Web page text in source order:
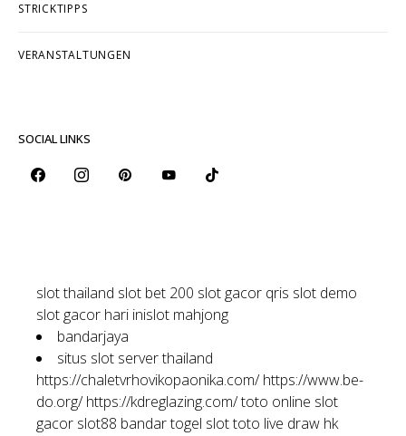
STRICKTIPPS
VERANSTALTUNGEN
SOCIAL LINKS
slot thailand slot bet 200 slot gacor qris slot demo
slot gacor hari inislot mahjong
bandarjaya
situs slot server thailand
https://chaletvrhovikopaonika.com/ https://www.be-
do.org/ https://kdreglazing.com/toto online slot
gacor slot88 bandar togel slot toto live draw hk